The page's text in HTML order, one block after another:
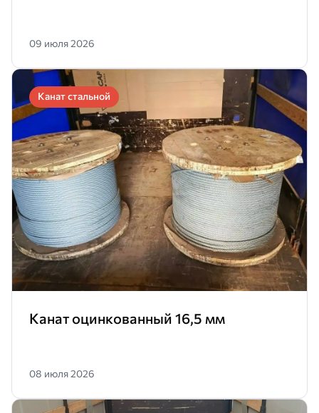
09 июля 2026
Канат стальной
Канат оцинкованный 16,5 мм
08 июля 2026